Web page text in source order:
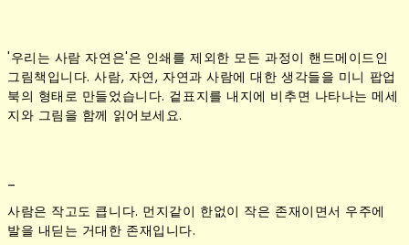
'우리는 사람 자연은'은 인쇄를 제외한 모든 과정이 핸드메이드인
그림책입니다.사람, 자연, 자연과 사람에 대한생각들을 미니 팝업
북의 형태로 만들었습니다. 겉표지를 내지에 비추면 나타나는 메세
지와 그림을 함께 읽어보세요.
사람은 작고도 큽니다. 먼지같이 한없이 작은 존재이면서 우주에
발을 내딛는 거대한 존재입니다.